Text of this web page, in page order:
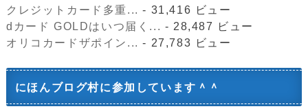
クレジットカード多重... - 31,416 ビュー
dカード GOLDはいつ届く... - 28,487 ビュー
オリコカードザポイン... - 27,783 ビュー
にほんブログ村に参加しています＾＾